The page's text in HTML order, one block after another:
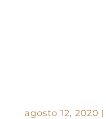
agosto 12, 2020